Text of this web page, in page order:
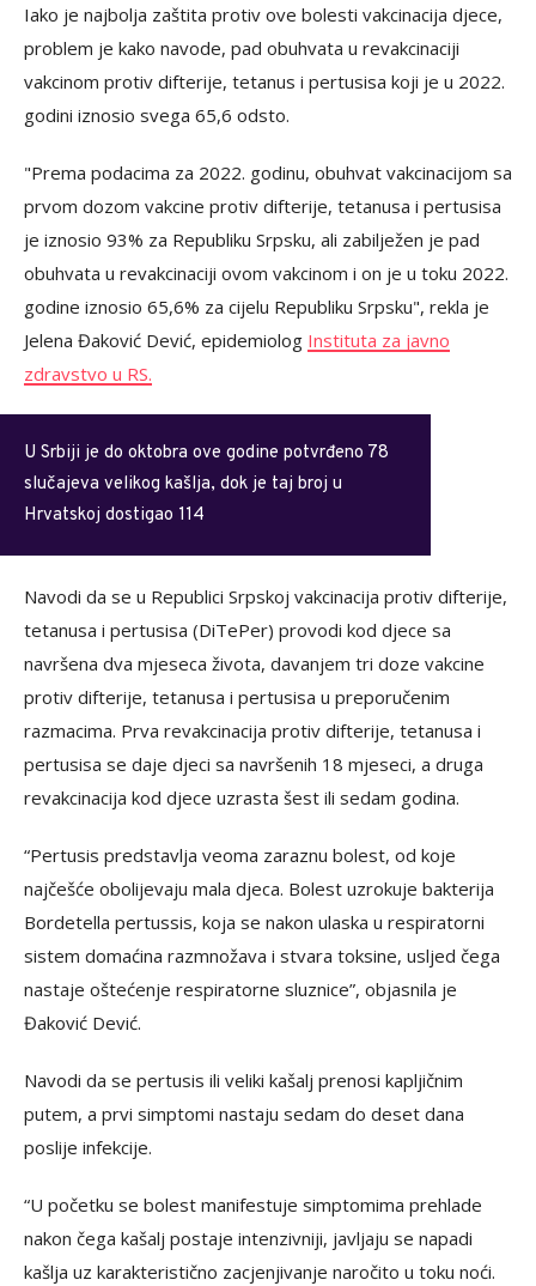
Iako je najbolja zaštita protiv ove bolesti vakcinacija djece,
problem je kako navode, pad obuhvata u revakcinaciji
vakcinom protiv difterije, tetanus i pertusisa koji je u 2022.
godini iznosio svega 65,6 odsto.
"Prema podacima za 2022. godinu, obuhvat vakcinacijom sa
prvom dozom vakcine protiv difterije, tetanusa i pertusisa
je iznosio 93% za Republiku Srpsku, ali zabilježen je pad
obuhvata u revakcinaciji ovom vakcinom i on je u toku 2022.
godine iznosio 65,6% za cijelu Republiku Srpsku", rekla je
Jelena Đaković Dević, epidemiolog Instituta za javno
zdravstvo u RS.
U Srbiji je do oktobra ove godine potvrđeno 78
slučajeva velikog kašlja, dok je taj broj u
Hrvatskoj dostigao 114
Navodi da se u Republici Srpskoj vakcinacija protiv difterije,
tetanusa i pertusisa (DiTePer) provodi kod djece sa
navršena dva mjeseca života, davanjem tri doze vakcine
protiv difterije, tetanusa i pertusisa u preporučenim
razmacima. Prva revakcinacija protiv difterije, tetanusa i
pertusisa se daje djeci sa navršenih 18 mjeseci, a druga
revakcinacija kod djece uzrasta šest ili sedam godina.
“Pertusis predstavlja veoma zaraznu bolest, od koje
najčešće obolijevaju mala djeca. Bolest uzrokuje bakterija
Bordetella pertussis, koja se nakon ulaska u respiratorni
sistem domaćina razmnožava i stvara toksine, usljed čega
nastaje oštećenje respiratorne sluznice”, objasnila je
Đaković Dević.
Navodi da se pertusis ili veliki kašalj prenosi kapljičnim
putem, a prvi simptomi nastaju sedam do deset dana
poslije infekcije.
“U početku se bolest manifestuje simptomima prehlade
nakon čega kašalj postaje intenzivniji, javljaju se napadi
kašlja uz karakteristično zacjenjivanje naročito u toku noći.